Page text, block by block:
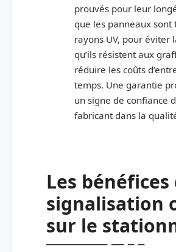
prouvés pour leur
que les panneaux sont
rayons UV, pour éviter
qu’ils résistent aux
réduire les coûts
temps. Une garantie
un signe de confiance
fabricant dans la
Les bénéfices
signalisation
sur le